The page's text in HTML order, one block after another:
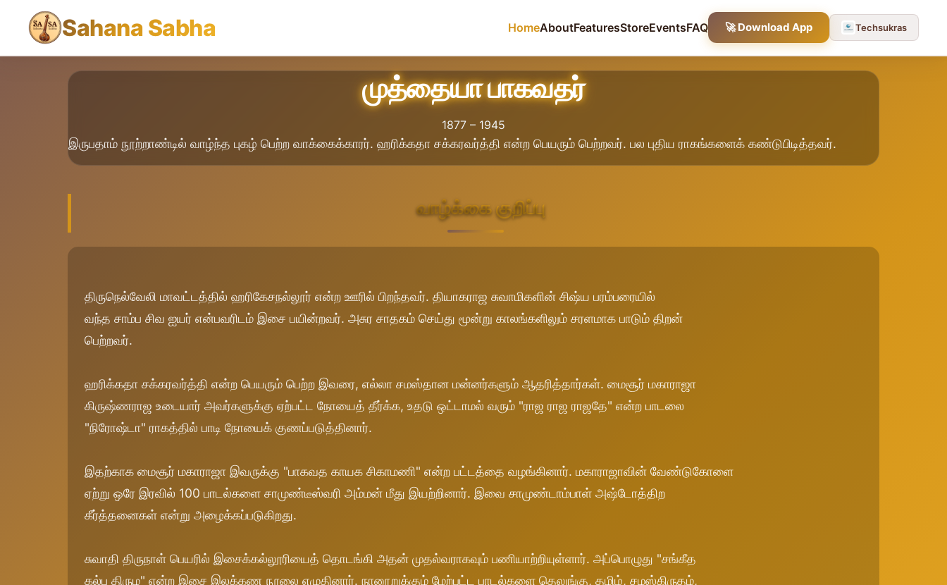
Sahana Sabha HomeAboutFeaturesStoreEventsFAQ 🚀 Download App Techsukras
முத்தையா பாகவதர்
1877 – 1945
இருபதாம் நூற்றாண்டில் வாழ்ந்த புகழ் பெற்ற வாக்கைக்காரர். ஹரிக்கதா சக்கரவர்த்தி என்ற பெயரும் பெற்றவர். பல புதிய ராகங்களைக் கண்டுபிடித்தவர்.
வாழ்க்கை குறிப்பு
திருநெல்வேலி மாவட்டத்தில் ஹரிகேசநல்லூர் என்ற ஊரில் பிறந்தவர். தியாகராஜ சுவாமிகளின் சிஷ்ய பரம்பரையில்
வந்த சாம்ப சிவ ஐயர் என்பவரிடம் இசை பயின்றவர். அசுர சாதகம் செய்து மூன்று காலங்களிலும் சரளமாக பாடும் திறன்
பெற்றவர்.
ஹரிக்கதா சக்கரவர்த்தி என்ற பெயரும் பெற்ற இவரை, எல்லா சமஸ்தான மன்னர்களும் ஆதரித்தார்கள். மைசூர் மகாராஜா
கிருஷ்ணராஜ உடையார் அவர்களுக்கு ஏற்பட்ட நோயைத் தீர்க்க, உதடு ஒட்டாமல் வரும் "ராஜ ராஜ ராஜதே" என்ற பாடலை
"நிரோஷ்டா" ராகத்தில் பாடி நோயைக் குணப்படுத்தினார்.
இதற்காக மைசூர் மகாராஜா இவருக்கு "பாகவத காயக சிகாமணி" என்ற பட்டத்தை வழங்கினார். மகாராஜாவின் வேண்டுகோளை
ஏற்று ஒரே இரவில் 100 பாடல்களை சாமுண்டீஸ்வரி அம்மன் மீது இயற்றினார். இவை சாமுண்டாம்பாள் அஷ்டோத்திற
கீர்த்தனைகள் என்று அழைக்கப்படுகிறது.
சுவாதி திருநாள் பெயரில் இசைக்கல்லூரியைத் தொடங்கி அதன் முதல்வராகவும் பணியாற்றியுள்ளார். அப்பொழுது "சங்கீத
கல்ப திரும" என்ற இசை இலக்கண நூலை எழுதினார். நானூறுக்கும் மேற்பட்ட பாடல்களை தெலுங்கு, தமிழ், சமஸ்கிருதம்,